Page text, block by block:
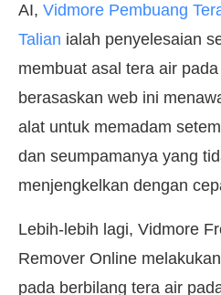
AI, Vidmore Pembuang
Talian ialah penyelesaian
membuat asal tera air
berasaskan web ini
alat untuk memadam
dan seumpamanya yang
menjengkelkan dengan
Lebih-lebih lagi, Vidmore
Remover Online
pada berbilang tera air